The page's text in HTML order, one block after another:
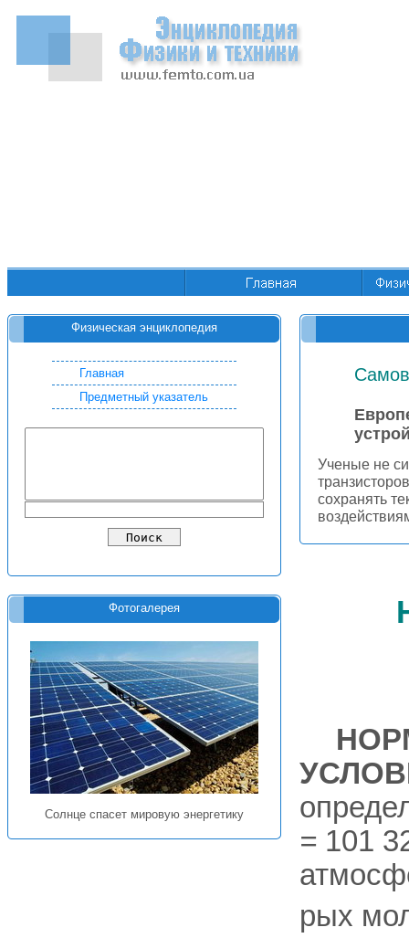
Физическая энциклопедия
Главная
Предметный указатель
Фотогалерея
Солнце спасет мировую энергетику
Ученые не
сохранять
= 101
рых